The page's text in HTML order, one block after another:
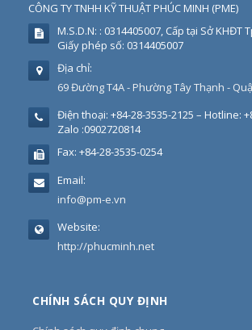
CÔNG TY TNHH KỸ THUẬT PHÚC MINH (PME)
M.S.D.N: : 0314405007, Cấp tại Sở KHĐT
Giấy phép số: 0314405007
Địa chỉ:
69 Đường T4A - Phường Tây Thạnh -
Điện thoại: +84-28-3535-2125 – Hotline:
Zalo :0902720814
Fax: +84-28-3535-0254
Email:
info@pm-e.vn
Website:
http://phucminh.net
CHÍNH SÁCH QUY ĐỊNH